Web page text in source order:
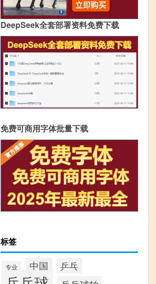
DeepSeek全套部署资料免费下载
免费可商用字体批量下载
标签
专业 中国 乒乓